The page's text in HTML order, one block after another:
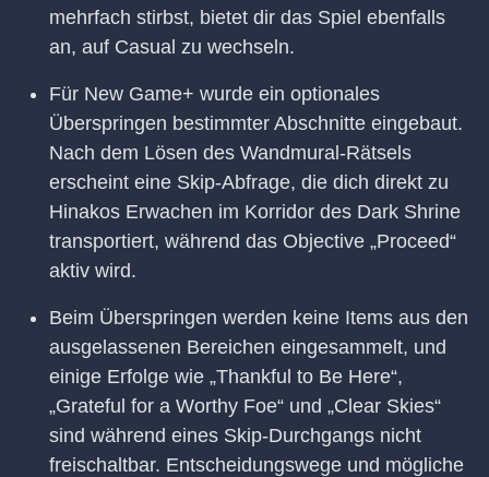
mehrfach stirbst, bietet dir das Spiel ebenfalls
an, auf Casual zu wechseln.
Für New Game+ wurde ein optionales
Überspringen bestimmter Abschnitte eingebaut.
Nach dem Lösen des Wandmural-Rätsels
erscheint eine Skip-Abfrage, die dich direkt zu
Hinakos Erwachen im Korridor des Dark Shrine
transportiert, während das Objective „Proceed“
aktiv wird.
Beim Überspringen werden keine Items aus den
ausgelassenen Bereichen eingesammelt, und
einige Erfolge wie „Thankful to Be Here“,
„Grateful for a Worthy Foe“ und „Clear Skies“
sind während eines Skip-Durchgangs nicht
freischaltbar. Entscheidungswege und mögliche